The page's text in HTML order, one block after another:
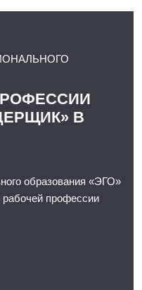
В
образования «ЭГО»
рабочей профессии